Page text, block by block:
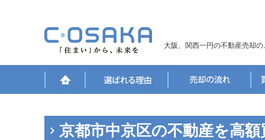
大阪、関西一円の不動産売却
京都市中京区の不動産を高